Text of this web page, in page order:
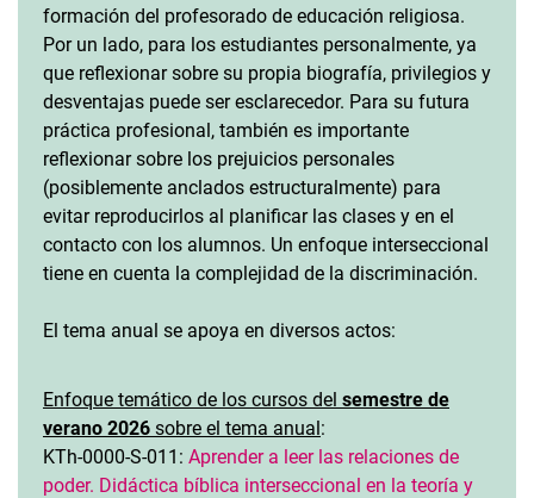
formación del profesorado de educación religiosa.
Por un lado, para los estudiantes personalmente, ya
que reflexionar sobre su propia biografía, privilegios y
desventajas puede ser esclarecedor. Para su futura
práctica profesional, también es importante
reflexionar sobre los prejuicios personales
(posiblemente anclados estructuralmente) para
evitar reproducirlos al planificar las clases y en el
contacto con los alumnos. Un enfoque interseccional
tiene en cuenta la complejidad de la discriminación.
El tema anual se apoya en diversos actos:
Enfoque temático de los cursos del semestre de
verano 2026 sobre el tema anual:
KTh-0000-S-011: Aprender a leer las relaciones de
poder. Didáctica bíblica interseccional en la teoría y